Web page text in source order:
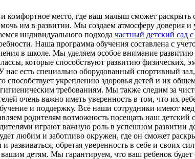
место, где ваш малыш сможет раскрыть
им в развитии. Мы создаем атмосферу доверия и
индивидуального подхода частный детский сад
Наша программа обучения составлена с
в школе. Мы уделяем особое внимание
которые способствуют развитию
есть специально оборудованный спортивный
способствует укреплению здоровья детей и их
требованиям. Мы также следим за
очень важно иметь уверенность в том, что их
и поддержку. Все наши сотрудники имеют
родителям возможность посещать наш детский
играют важную роль в успешном развитии
любим и заботливо окружен, где он сможет
обретая уверенность в себе и своих
детям. Мы гарантируем, что ваш ребенок